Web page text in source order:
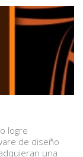
logre
de diseño
una